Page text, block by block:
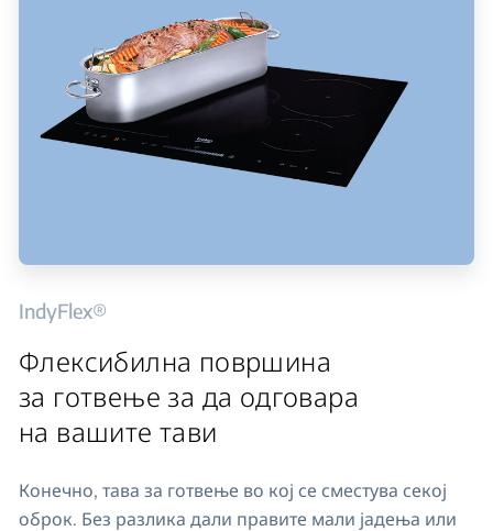
IndyFlex®
Флексибилна површина
за готвење за да одговара
на вашите тави
Конечно, тава за готвење во кој се сместува секој
оброк. Без разлика дали правите мали јадења или